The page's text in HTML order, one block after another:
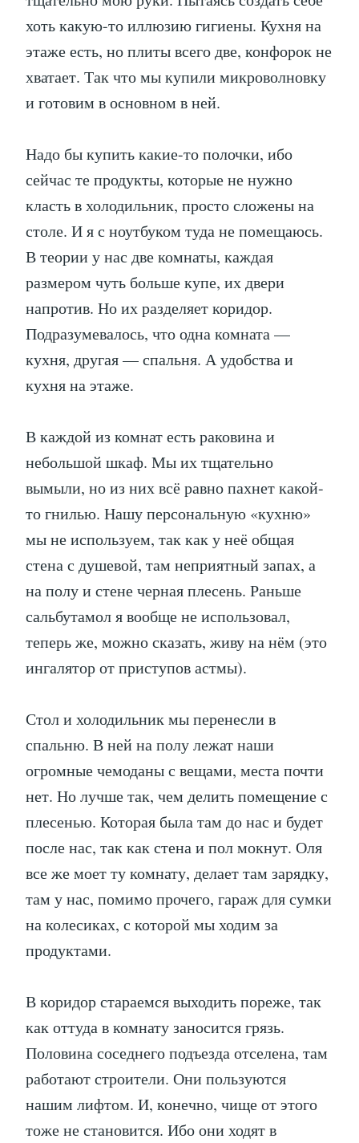
хоть какую-то иллюзию гигиены. Кухня на
этаже есть, но плиты всего две, конфорок не
хватает. Так что мы купили микроволновку
и готовим в основном в ней.
Надо бы купить какие-то полочки, ибо
сейчас те продукты, которые не нужно
класть в холодильник, просто сложены на
столе. И я с ноутбуком туда не помещаюсь.
В теории у нас две комнаты, каждая
размером чуть больше купе, их двери
напротив. Но их разделяет коридор.
Подразумевалось, что одна комната —
кухня, другая — спальня. А удобства и
кухня на этаже.
В каждой из комнат есть раковина и
небольшой шкаф. Мы их тщательно
вымыли, но из них всё равно пахнет какой-
то гнилью. Нашу персональную «кухню»
мы не используем, так как у неё общая
стена с душевой, там неприятный запах, а
на полу и стене черная плесень. Раньше
сальбутамол я вообще не использовал,
теперь же, можно сказать, живу на нём (это
ингалятор от приступов астмы).
Стол и холодильник мы перенесли в
спальню. В ней на полу лежат наши
огромные чемоданы с вещами, места почти
нет. Но лучше так, чем делить помещение с
плесенью. Которая была там до нас и будет
после нас, так как стена и пол мокнут. Оля
все же моет ту комнату, делает там зарядку,
там у нас, помимо прочего, гараж для сумки
на колесиках, с которой мы ходим за
продуктами.
В коридор стараемся выходить пореже, так
как оттуда в комнату заносится грязь.
Половина соседнего подъезда отселена, там
работают строители. Они пользуются
нашим лифтом. И, конечно, чище от этого
тоже не становится. Ибо они ходят в